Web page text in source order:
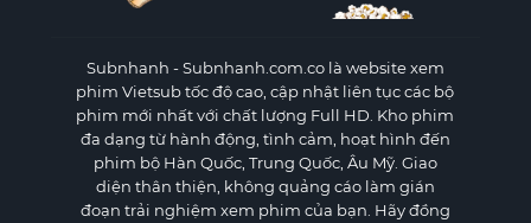
Subnhanh - Subnhanh.com.co là website xem
phim Vietsub tốc độ cao, cập nhật liên tục các bộ
phim mới nhất với chất lượng Full HD. Kho phim
đa dạng từ hành động, tình cảm, hoạt hình đến
phim bộ Hàn Quốc, Trung Quốc, Âu Mỹ. Giao
diện thân thiện, không quảng cáo làm gián
đoạn trải nghiệm xem phim của bạn. Hãy đồng